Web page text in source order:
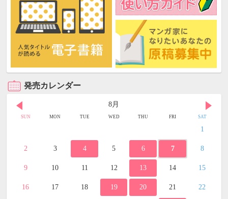
発売カレンダー
8月
SUN MON TUE WED THU FRI SAT
1
2 3 4 5 6 7 8
9 10 11 12 13 14 15
16 17 18 19 20 21 22